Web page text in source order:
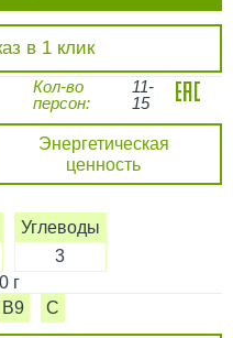
в 1 клик
Кол-во
персон:
11-
15
Энергетическая
ценность
Углеводы
3
г
B9 C